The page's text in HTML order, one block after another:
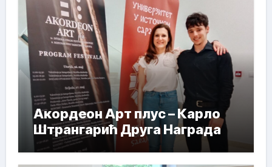
Акордеон Арт плус – Карло
Штрангарић Друга Награда